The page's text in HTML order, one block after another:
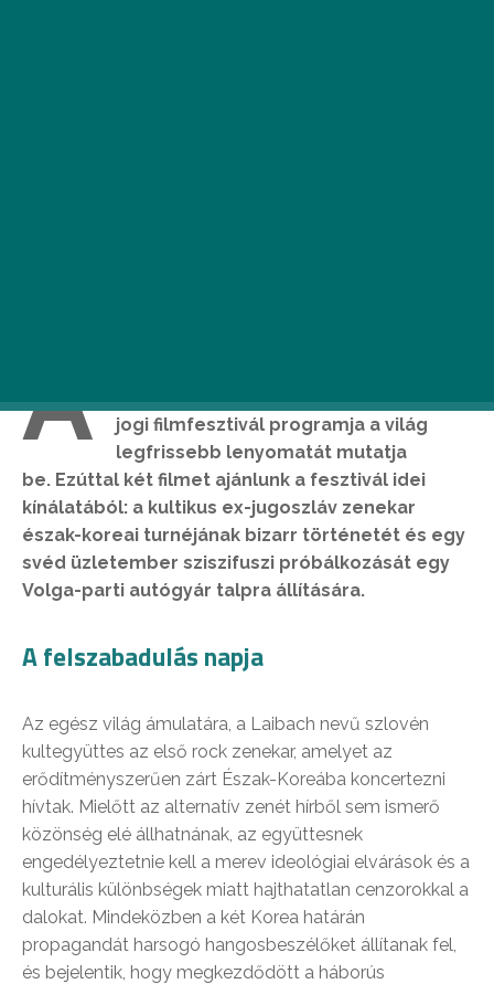
A
megrendezendő 15. VERZIÓ emberi
jogi filmfesztivál programja a világ
legfrissebb lenyomatát mutatja
be. Ezúttal két filmet ajánlunk a fesztivál idei
kínálatából: a kultikus ex-jugoszláv zenekar
észak-koreai turnéjának bizarr történetét és egy
svéd üzletember sziszifuszi próbálkozását egy
Volga-parti autógyár talpra állítására.
A felszabadulás napja
Az egész világ ámulatára, a Laibach nevű szlovén
kultegyüttes az első rock zenekar, amelyet az
erődítményszerűen zárt Észak-Koreába koncertezni
hívtak. Mielőtt az alternatív zenét hírből sem ismerő
közönség elé állhatnának, az együttesnek
engedélyeztetnie kell a merev ideológiai elvárások és a
kulturális különbségek miatt hajthatatlan cenzorokkal a
dalokat. Mindeközben a két Korea határán
propagandát harsogó hangosbeszélőket állítanak fel,
és bejelentik, hogy megkezdődött a háborús